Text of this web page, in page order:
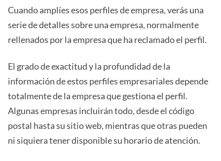
Cuando amplíes esos perfiles de empresa, verás una
serie de detalles sobre una empresa, normalmente
rellenados por la empresa que ha reclamado el perfil.
El grado de exactitud y la profundidad de la
información de estos perfiles empresariales depende
totalmente de la empresa que gestiona el perfil.
Algunas empresas incluirán todo, desde el código
postal hasta su sitio web, mientras que otras pueden
ni siquiera tener disponible su horario de atención.